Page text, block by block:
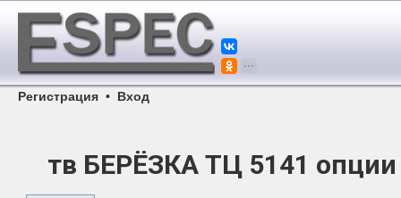
Регистрация • Вход
тв БЕРЁЗКА ТЦ 5141